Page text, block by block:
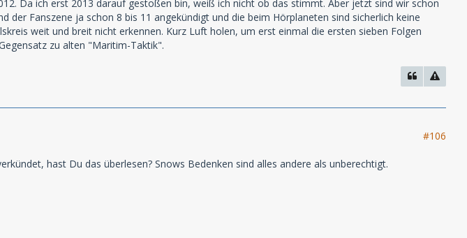
Da ich erst 2013 darauf gestoßen bin, weiß ich nicht ob das stimmt. Aber jetzt sind wir schon
der Fanszene ja schon 8 bis 11 angekündigt und die beim Hörplaneten sind sicherlich keine
weit und breit nicht erkennen. Kurz Luft holen, um erst einmal die ersten sieben Folgen
zu alten "Maritim-Taktik".
#106
hast Du das überlesen? Snows Bedenken sind alles andere als unberechtigt.